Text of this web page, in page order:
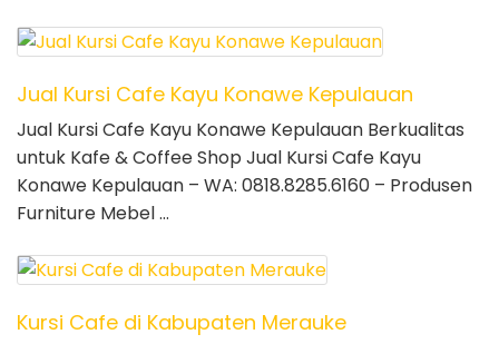
Jual Kursi Cafe Kayu Konawe Kepulauan
Jual Kursi Cafe Kayu Konawe Kepulauan Berkualitas
untuk Kafe & Coffee Shop Jual Kursi Cafe Kayu
Konawe Kepulauan – WA: 0818.8285.6160 – Produsen
Furniture Mebel …
Kursi Cafe di Kabupaten Merauke